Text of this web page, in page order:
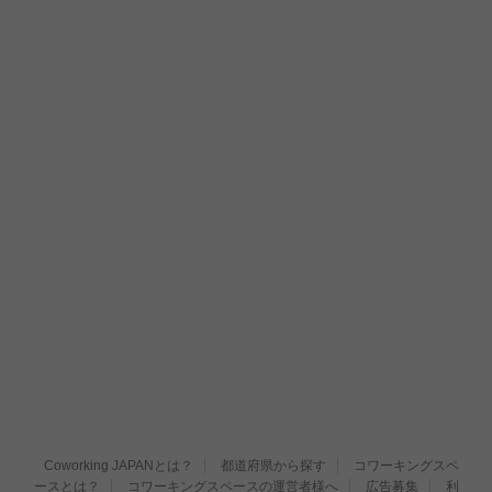
Coworking JAPANとは？ 都道府県から探す
コワーキングスペ
ースとは？
コワーキングスペースの運営者様へ 広告募集 利